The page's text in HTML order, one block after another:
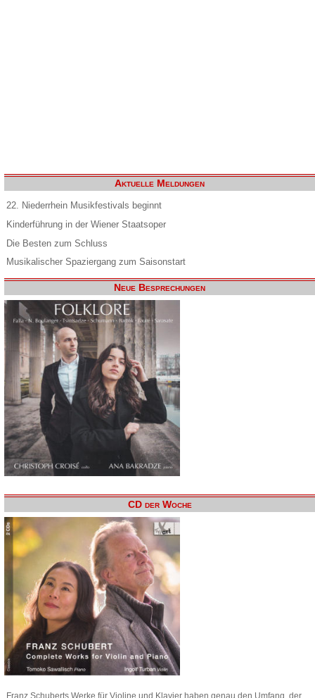
Aktuelle Meldungen
22. Niederrhein Musikfestivals beginnt
Kinderführung in der Wiener Staatsoper
Die Besten zum Schluss
Musikalischer Spaziergang zum Saisonstart
Neue Besprechungen
CD der Woche
Franz Schuberts Werke für Violine und Klavier haben genau den Umfang, der